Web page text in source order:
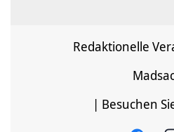
Redaktionelle
| Besuchen